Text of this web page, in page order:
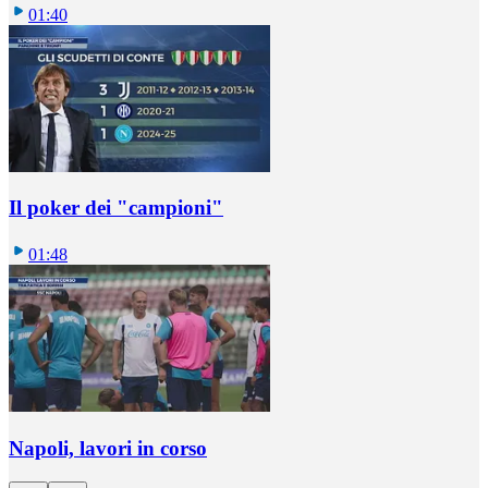
01:40
Il poker dei "campioni"
01:48
Napoli, lavori in corso